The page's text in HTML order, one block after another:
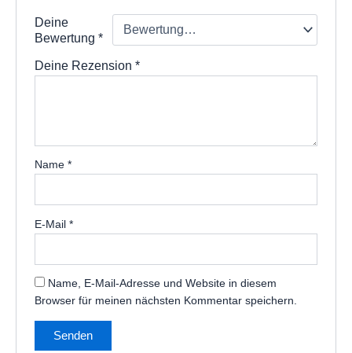
Deine
Bewertung *
Deine Rezension *
Name *
E-Mail *
Name, E-Mail-Adresse und Website in diesem
Browser für meinen nächsten Kommentar speichern.